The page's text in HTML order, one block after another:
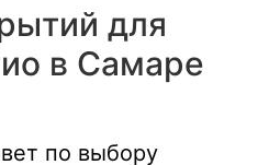
для
в Самаре
по выбору